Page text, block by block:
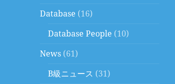
Database (16)
Database People (10)
News (61)
B級ニュース (31)